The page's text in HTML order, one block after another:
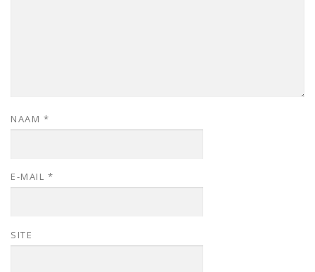
NAAM *
E-MAIL *
SITE